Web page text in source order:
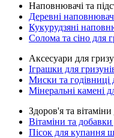
Наповнювачі та
Деревні
Кукурудзяні
Солома та сіно для
Аксесуари для
Іграшки для
Миски та годівниці
Мінеральні камені
Здоров'я та вітаміни
Вітаміни та добавки
Пісок для купання